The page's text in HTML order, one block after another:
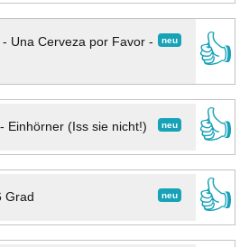
neu
Una Cerveza por Favor -
👍
neu
- Einhörner (Iss sie nicht!)
👍
neu
Grad
👍